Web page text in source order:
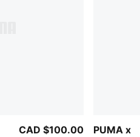
CAD $100.00
PUMA x